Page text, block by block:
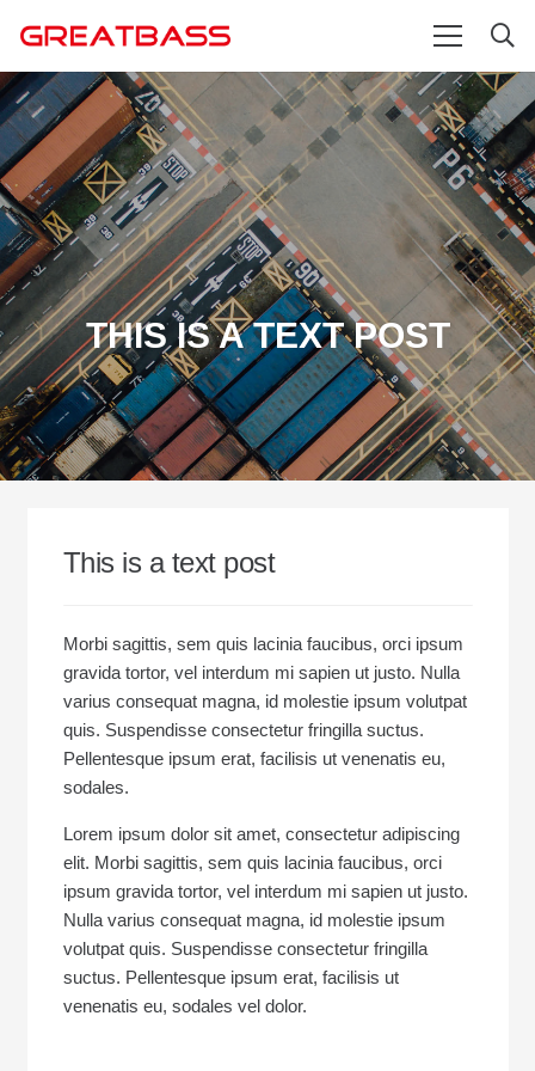
THIS IS A TEXT POST
This is a text post
Morbi sagittis, sem quis lacinia faucibus, orci ipsum
gravida tortor, vel interdum mi sapien ut justo. Nulla
varius consequat magna, id molestie ipsum volutpat
quis. Suspendisse consectetur fringilla suctus.
Pellentesque ipsum erat, facilisis ut venenatis eu,
sodales.
Lorem ipsum dolor sit amet, consectetur adipiscing
elit. Morbi sagittis, sem quis lacinia faucibus, orci
ipsum gravida tortor, vel interdum mi sapien ut justo.
Nulla varius consequat magna, id molestie ipsum
volutpat quis. Suspendisse consectetur fringilla
suctus. Pellentesque ipsum erat, facilisis ut
venenatis eu, sodales vel dolor.